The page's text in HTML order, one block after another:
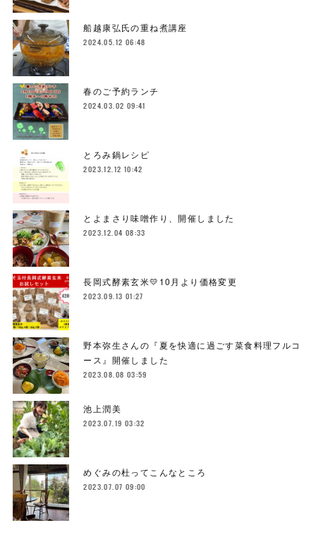
船越康弘氏の重ね煮講座
2024.05.12 06:48
春のご予約ランチ
2024.03.02 09:41
とろみ鍋レシピ
2023.12.12 10:42
とよまさり味噌作り、開催しました
2023.12.04 08:33
長岡式酵素玄米💛10月より価格変更
2023.09.13 01:27
野本弥生さんの『夏を快適に過ごす菜食料理フルコ
ース』開催しました
2023.08.08 03:59
池上潤美
2023.07.19 03:32
めぐみの杜ってこんなところ
2023.07.07 09:00